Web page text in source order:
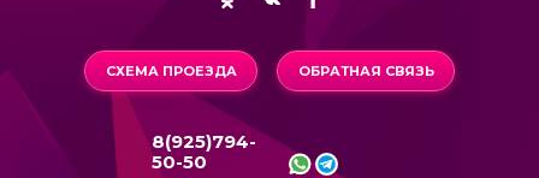
СХЕМА ПРОЕЗДА ОБРАТНАЯ СВЯЗЬ
8(925)794-
50-50